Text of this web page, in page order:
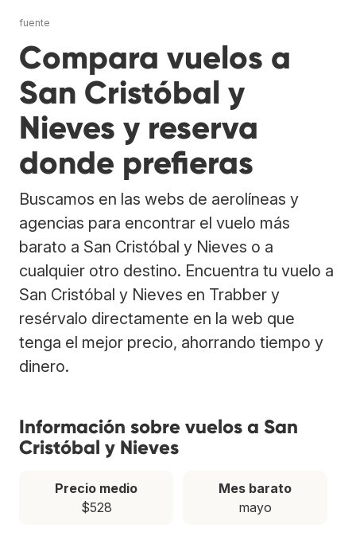
fuente
Compara vuelos a
San Cristóbal y
Nieves y reserva
donde prefieras
Buscamos en las webs de aerolíneas y
agencias para encontrar el vuelo más
barato a San Cristóbal y Nieves o a
cualquier otro destino. Encuentra tu vuelo a
San Cristóbal y Nieves en Trabber y
resérvalo directamente en la web que
tenga el mejor precio, ahorrando tiempo y
dinero.
Información sobre vuelos a San
Cristóbal y Nieves
Precio medio
$528
Mes barato
mayo